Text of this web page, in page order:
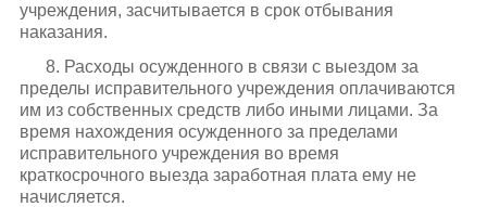
учреждения, засчитывается в срок отбывания
наказания.
8. Расходы осужденного в связи с выездом за
пределы исправительного учреждения оплачиваются
им из собственных средств либо иными лицами. За
время нахождения осужденного за пределами
исправительного учреждения во время
краткосрочного выезда заработная плата ему не
начисляется.